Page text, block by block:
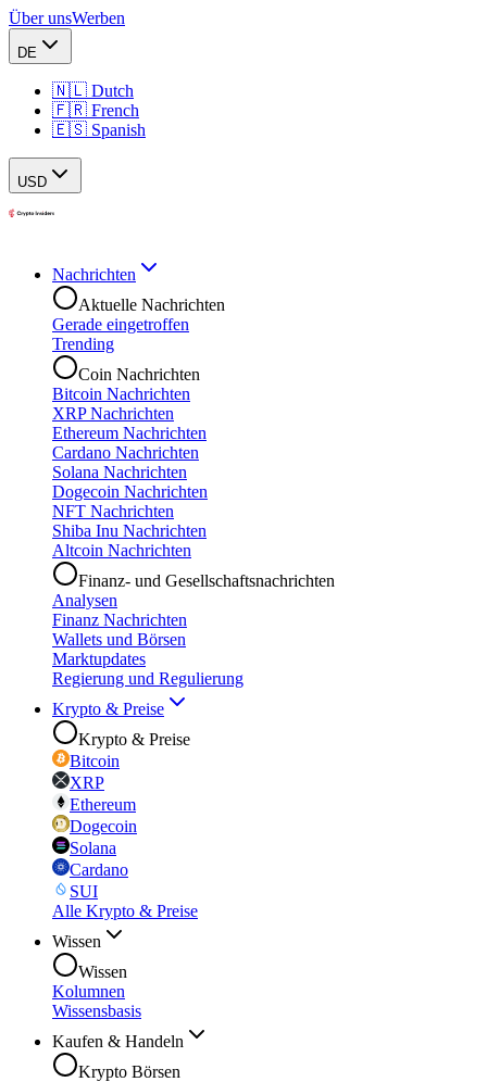
Über unsWerben
DE
🇳🇱 Dutch
🇫🇷 French
🇪🇸 Spanish
USD
Nachrichten
Aktuelle Nachrichten
Gerade eingetroffen
Trending
Coin Nachrichten
Bitcoin Nachrichten
XRP Nachrichten
Ethereum Nachrichten
Cardano Nachrichten
Solana Nachrichten
Dogecoin Nachrichten
NFT Nachrichten
Shiba Inu Nachrichten
Altcoin Nachrichten
Finanz- und Gesellschaftsnachrichten
Analysen
Finanz Nachrichten
Wallets und Börsen
Marktupdates
Regierung und Regulierung
Krypto & Preise
Krypto & Preise
Bitcoin
XRP
Ethereum
Dogecoin
Solana
Cardano
SUI
Alle Krypto & Preise
Wissen
Wissen
Kolumnen
Wissensbasis
Kaufen & Handeln
Krypto Börsen